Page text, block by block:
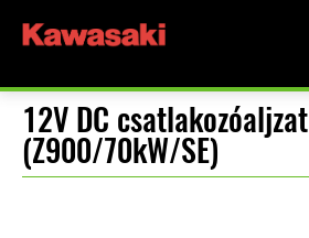
12V DC csatlakozóaljzat
(Z900/70kW/SE)